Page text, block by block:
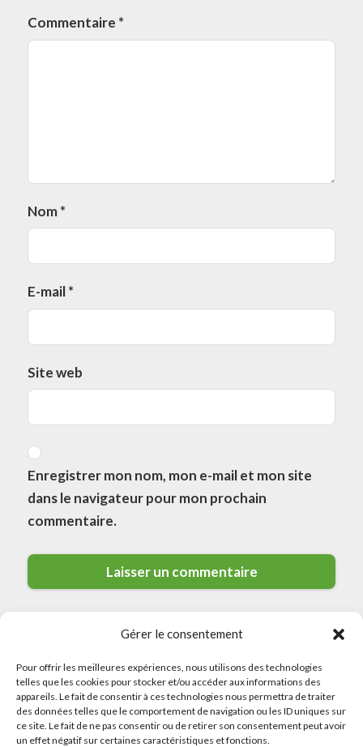
Gérer le consentement
Pour offrir les meilleures expériences, nous utilisons des technologies
telles que les cookies pour stocker et/ou accéder aux informations des
appareils. Le fait de consentir à ces technologies nous permettra de traiter
des données telles que le comportement de navigation ou les ID uniques sur
ce site. Le fait de ne pas consentir ou de retirer son consentement peut avoir
un effet négatif sur certaines caractéristiques et fonctions.
Commentaire *
Nom*
E-mail*
Site web
Enregistrer mon nom, mon e-mail et mon site
dans le navigateur pour mon prochain
commentaire.
© 2026 Meilleurs Plombiers · All rights reserved